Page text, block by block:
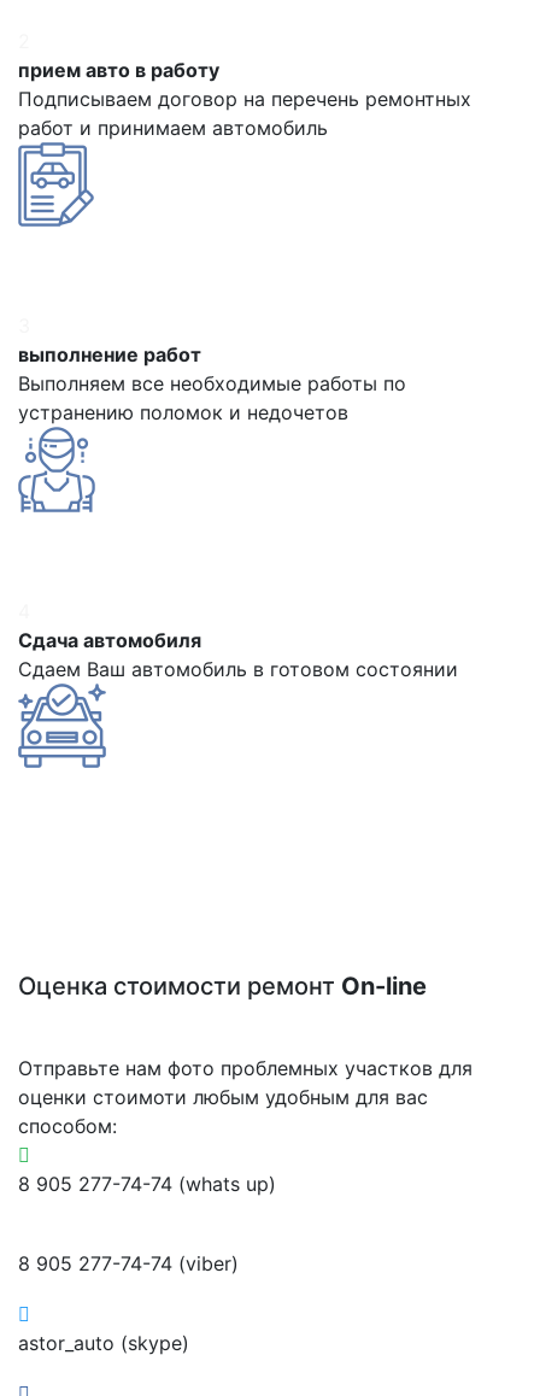
прием авто в работу
Подписываем договор на перечень ремонтных
работ и принимаем автомобиль
выполнение работ
Выполняем все необходимые работы по
устранению поломок и недочетов
Сдача автомобиля
Сдаем Ваш автомобиль в готовом состоянии
Оценка стоимости ремонт On-line
Отправьте нам фото проблемных участков для
оценки стоимоти любым удобным для вас
способом:
8 905 277-74-74 (whats up)
8 905 277-74-74 (viber)
astor_auto (skype)